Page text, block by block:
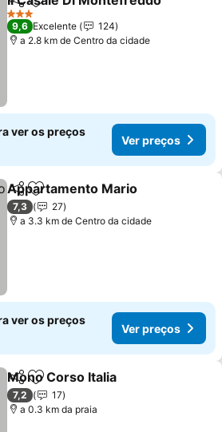
PartilharAdicionar aos favoritos
3 Estrelas
9,6 Excelente
124
a 2.8 km de Centro da cidade
ver os preços
Ver preços
PartilharAdicionar aos favoritos
Appartamento Mario
7,3
27
a 3.3 km de Centro da cidade
ver os preços
Ver preços
PartilharAdicionar aos favoritos
Mono Corso Italia
7,2
17
a 0.3 km da praia